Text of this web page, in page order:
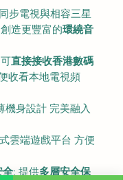
步電視與相容三星
造更豐富的環繞音
直接接收香港數碼
收看本地電視頻
機身設計 完美融入
雲端遊戲平台 方便
全: 提供多層安全保